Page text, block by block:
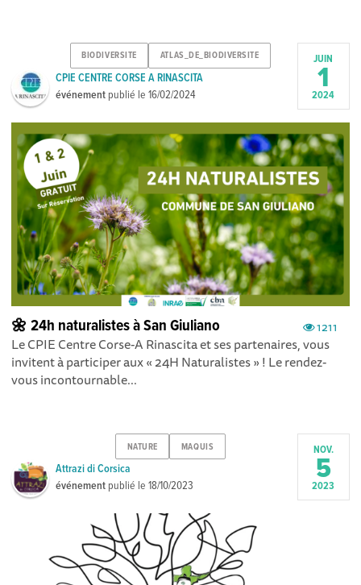
BIODIVERSITE ATLAS_DE_BIODIVERSITE
CPIE CENTRE CORSE A RINASCITA
événement publié le16/02/2024
JUIN
1
2024
1211
🌼 24h naturalistes à San Giuliano
Le CPIE Centre Corse-A Rinascita et ses partenaires, vous
invitent à participer aux « 24H Naturalistes » ! Le rendez-
vous incontournable...
NATURE MAQUIS
Attrazi di Corsica
événement publié le18/10/2023
NOV.
5
2023